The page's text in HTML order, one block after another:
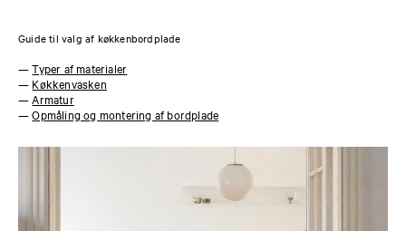
Guide til valg af køkkenbordplade
—Typer af materialer
— Køkkenvasken
—Armatur
—Opmåling og montering af bordplade